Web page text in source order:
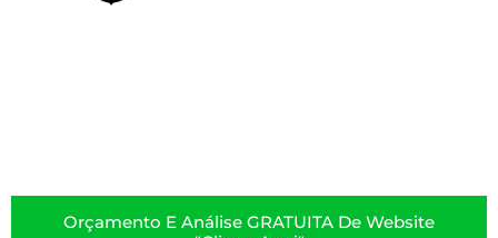
Orçamento E Análise GRATUITA De Website